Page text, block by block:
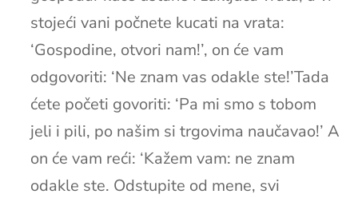
stojeći vani počnete kucati na vrata:
‘Gospodine, otvori nam!’, on će vam
odgovoriti: ‘Ne znam vas odakle ste!’Tada
ćete početi govoriti: ‘Pa mi smo s tobom
jeli i pili, po našim si trgovima naučavao!’ A
on će vam reći: ‘Kažem vam: ne znam
odakle ste. Odstupite od mene, svi